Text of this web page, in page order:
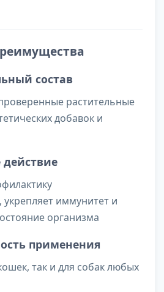
состав
растительные
добавок и
иммунитет и
организма
применения
так и для собак любых